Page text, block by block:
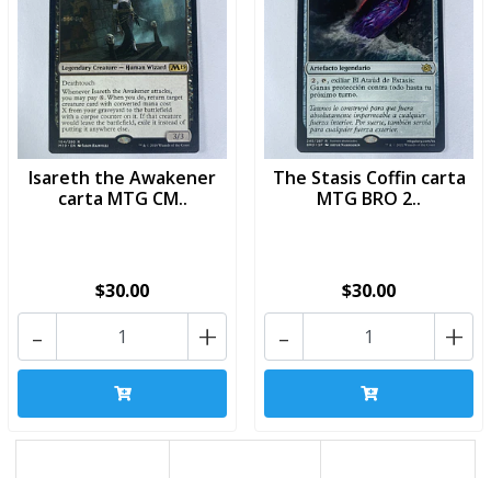
Isareth the Awakener
carta MTG CM..
$30.00
+
-
The Stasis Coffin carta
MTG BRO 2..
$30.00
+
-